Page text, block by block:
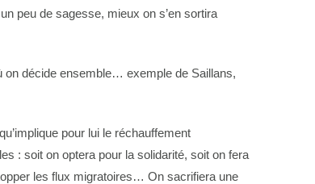
peu de sagesse, mieux on s’en sortira
on décide ensemble… exemple de Saillans,
pour lui le réchauffement
: soit on optera pour la solidarité, soit on fera
les flux migratoires… On sacrifiera une